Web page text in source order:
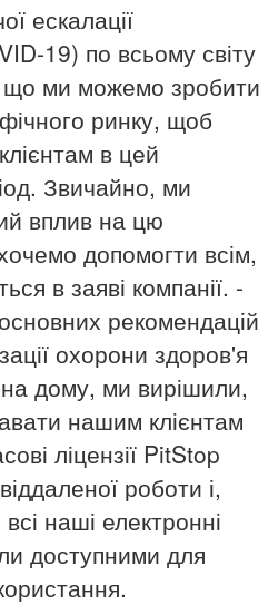
ескалації
19) по всьому світу
ми можемо зробити
ринку, щоб
в цей
Звичайно, ми
вплив на цю
допомогти всім,
в заяві компанії. -
рекомендацій
охорони здоров'я
дому, ми вирішили,
нашим клієнтам
ліцензії PitStop
роботи і,
наші електронні
доступними для